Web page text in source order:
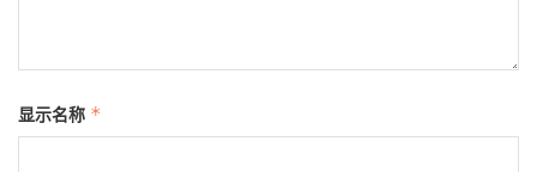
显示名称 *